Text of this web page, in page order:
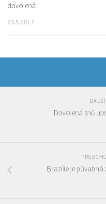
dovolená
23.5.2017
Dovolená snů
Brazílie je půvabná